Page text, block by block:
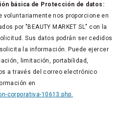
básica de Protección de datos:
nos proporcione en
por "BEAUTY MARKET SL" con la
Sus datos podrán ser cedidos
la información. Puede ejercer
limitación, portabilidad,
a través del correo electrónico
en
corporativa-10613.php.